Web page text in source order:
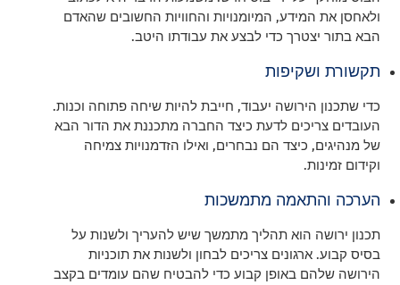
ולאחסן את המידע, המיומנויות והחוויות החשובים שהאדם
הבא בתור יצטרך כדי לבצע את עבודתו היטב.
תקשורת ושקיפות
כדי שתכנון הירושה יעבוד, חייבת להיות שיחה פתוחה וכנות.
העובדים צריכים לדעת כיצד החברה מתכננת את הדור הבא
של מנהיגים, כיצד הם נבחרים, ואילו הזדמנויות צמיחה
וקידום זמינות.
הערכה והתאמה מתמשכות
תכנון ירושה הוא תהליך מתמשך שיש להעריך ולשנות על
בסיס קבוע. ארגונים צריכים לבחון ולשנות את תוכניות
הירושה שלהם באופן קבוע כדי להבטיח שהם עומדים בקצב